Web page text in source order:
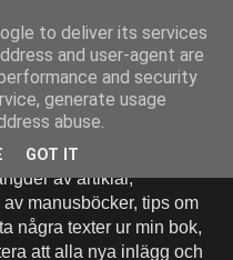
-
inlägg med fokus på hur
av artiklar,
manusböcker, tips om
några texter ur min bok,
att alla nya inlägg och
to deliver its services
and user-agent are
and security
generate usage
abuse.
GOT IT